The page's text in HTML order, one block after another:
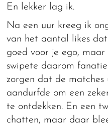
En lekker lag ik.
Na een uur kreeg ik
van het aantal likes
goed voor je ego,
swipete daarom
zorgen dat de matches
aandurfde om een
te ontdekken. En een
chatten, maar daar